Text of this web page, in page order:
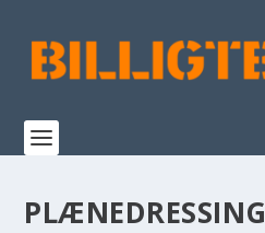
PLÆNEDRESSING